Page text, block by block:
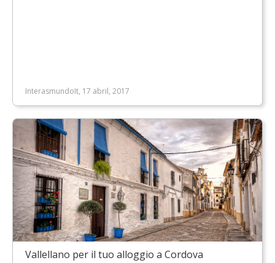
InterasmundoIt, 17 abril, 2017
Vallellano per il tuo alloggio a Cordova